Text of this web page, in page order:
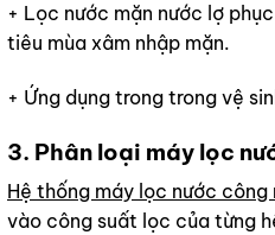
+ Lọc nước mặn nước lợ
tiêu mùa xâm nhập mặn.
+ Ứng dụng trong trong vệ
3. Phân loại máy lọc
Hệ thống máy lọc nước công
vào công suất lọc của từng